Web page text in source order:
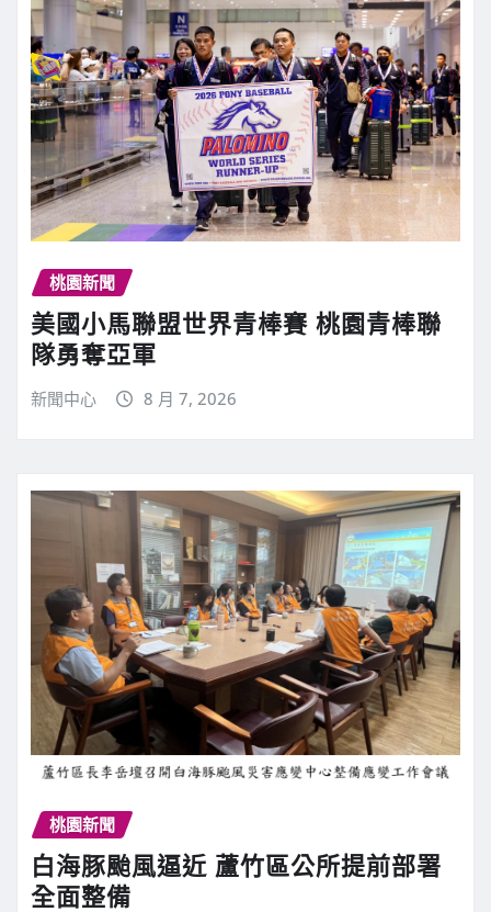
桃園新聞
美國小馬聯盟世界青棒賽 桃園青棒聯
隊勇奪亞軍
新聞中心 8 月 7, 2026
桃園新聞
白海豚颱風逼近 蘆竹區公所提前部署
全面整備